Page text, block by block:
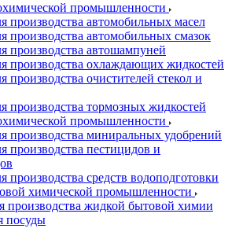
промышленности
производства автомобильных масел
производства автомобильных смазок
производства автошампуней
производства охлаждающих жидкостей
производства очистителей стекол и
производства тормозных жидкостей
промышленности
производства миниральных удобрений
производства пестицидов и
производства средств водоподготовки
химической промышленности
производства жидкой бытовой химии
посуды